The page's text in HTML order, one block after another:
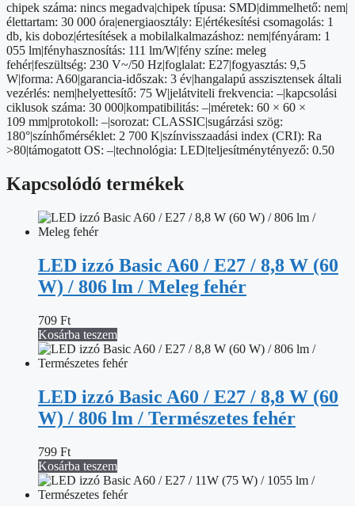
/
1055
lm
/
meleg
fehér
mennyiség
chipek száma: nincs megadva|chipek típusa: SMD|dimmelhető: nem|
élettartam: 30 000 óra|energiaosztály: E|értékesítési csomagolás: 1
db, kis doboz|értesítések a mobilalkalmazáshoz: nem|fényáram: 1
055 lm|fényhasznosítás: 111 lm/W|fény színe: meleg
fehér|feszültség: 230 V~/50 Hz|foglalat: E27|fogyasztás: 9,5
W|forma: A60|garancia-időszak: 3 év|hangalapú asszisztensek általi
vezérlés: nem|helyettesítő: 75 W|jelátviteli frekvencia: –|kapcsolási
ciklusok száma: 30 000|kompatibilitás: –|méretek: 60 × 60 ×
109 mm|protokoll: –|sorozat: CLASSIC|sugárzási szög:
180°|színhőmérséklet: 2 700 K|színvisszaadási index (CRI): Ra
>80|támogatott OS: –|technológia: LED|teljesítménytényező: 0.50
Kapcsolódó termékek
LED izzó Basic A60 / E27 / 8,8 W (60
W) / 806 lm / Meleg fehér
709 Ft
Kosárba teszem
LED izzó Basic A60 / E27 / 8,8 W (60
W) / 806 lm / Természetes fehér
799 Ft
Kosárba teszem